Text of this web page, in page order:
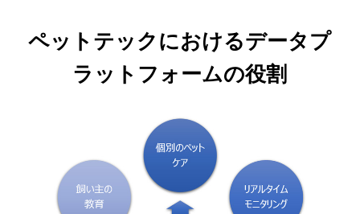
ペットテックにおけるデータプ
ラットフォームの役割